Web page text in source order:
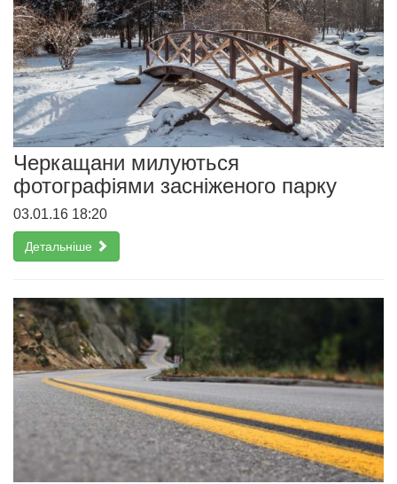
Черкащани милуються
фотографіями засніженого парку
03.01.16 18:20
Детальніше